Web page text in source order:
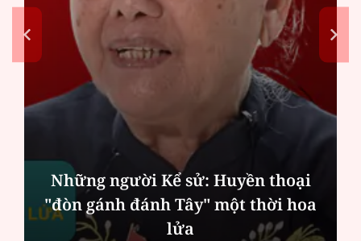
Những người Kể sử: Huyền thoại
"đòn gánh đánh Tây" một thời hoa
lửa